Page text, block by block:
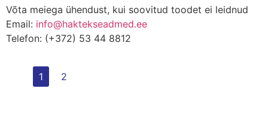
Võta meiega ühendust, kui soovitud toodet ei leidnud
Email: info@haktekseadmed.ee
Telefon: (+372) 53 44 8812
1 2